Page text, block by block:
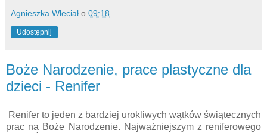
Agnieszka Wleciał o 09:18
Udostępnij
Boże Narodzenie, prace plastyczne dla
dzieci - Renifer
Renifer to jeden z bardziej urokliwych wątków świątecznych
prac na Boże Narodzenie. Najważniejszym z reniferowego